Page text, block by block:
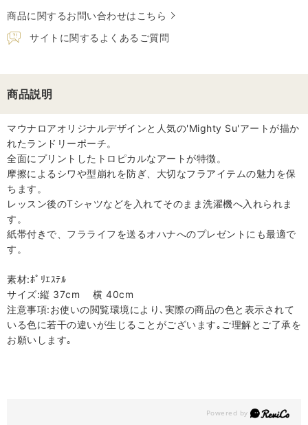
商品に関するお問い合わせはこちら
サイトに関するよくあるご質問
商品説明
マウナロアオリジナルデザインと人気の'Mighty Su'アートが描か
れたランドリーポーチ。
全面にプリントしたトロピカルなアートが特徴。
摩擦によるシワや型崩れを防ぎ、大切なフラアイテムの魅力を保
ちます。
レッスン後のTシャツなどを入れてそのまま洗濯機へ入れられま
す。
紙帯付きで、フラライフを送るオハナへのプレゼントにも最適で
す。
素材:ﾎﾟﾘｴｽﾃﾙ
サイズ:縦 37cm 横 40cm
注意事項:お使いの閲覧環境により､実際の商品の色と表示されて
いる色に若干の違いが生じることがございます｡ご理解とご了承を
お願いします｡